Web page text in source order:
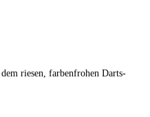
riesen, farbenfrohen Darts-